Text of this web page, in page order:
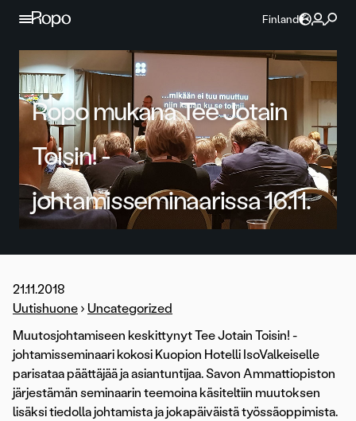
Jatka sisältöön
Finland
Ropo mukana Tee Jotain
Toisin! -
johtamisseminaarissa 16.11.
21.11.2018
Uutishuone › Uncategorized
Muutosjohtamiseen keskittynyt Tee Jotain Toisin! -
johtamisseminaari kokosi Kuopion Hotelli IsoValkeiselle
parisataa päättäjää ja asiantuntijaa. Savon Ammattiopiston
järjestämän seminaarin teemoina käsiteltiin muutoksen
lisäksi tiedolla johtamista ja jokapäiväistä työssäoppimista.